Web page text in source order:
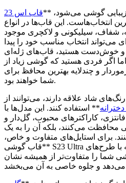
گوشی می‌شود، **
قاب اس 23
انتخاب‌هاست. این قاب‌ها در انواع
شفاف، سیلیکونی و لاکچری موجود
می‌تواند انتخاب مناسب خود را پیدا
خوش‌دست هستید، قاب‌های ژله‌ای
اگر فردی هستید که گوشی زیاد از
و چندلایه بهترین محافظ برای
شما خواهند بود.
شاد علاقه دارند، می‌توانند از
** استفاده کنند. این مدل‌ها با
کاراکترهای محبوب، گل‌دار و
محافظت می‌کنند، بلکه آن را به یک
برای استایل‌های متفاوت و خاص،
**قاب گوشی S23 Ultra فانتزی** هم موجود است که با طرح‌های
شما را متفاوت‌تر از همیشه نشان